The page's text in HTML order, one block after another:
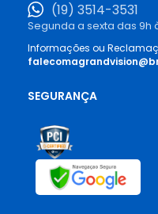
(19) 3514-3531
Segunda a sexta das 9h
Informações ou
SEGURANÇA